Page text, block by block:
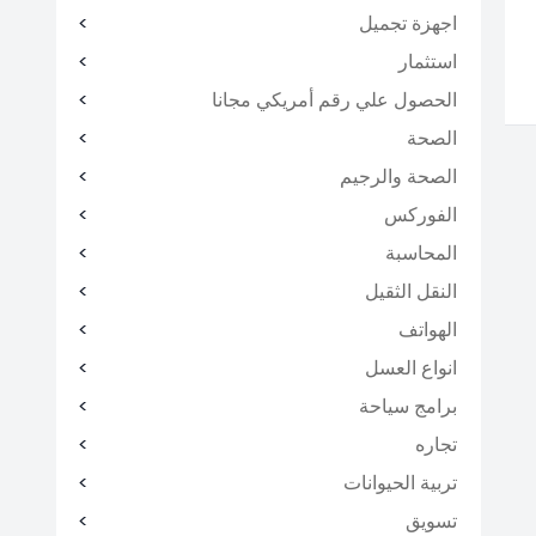
اجهزة تجميل
استثمار
الحصول علي رقم أمريكي مجانا
الصحة
الصحة والرجيم
الفوركس
المحاسبة
النقل الثقيل
الهواتف
انواع العسل
برامج سياحة
تجاره
تربية الحيوانات
تسويق